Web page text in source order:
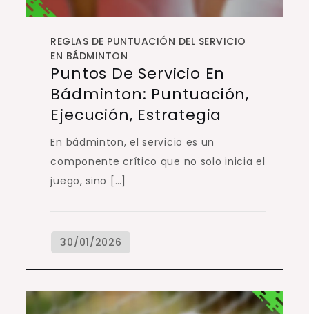
REGLAS DE PUNTUACIÓN DEL SERVICIO
EN BÁDMINTON
Puntos De Servicio En
Bádminton: Puntuación,
Ejecución, Estrategia
En bádminton, el servicio es un
componente crítico que no solo inicia el
juego, sino […]